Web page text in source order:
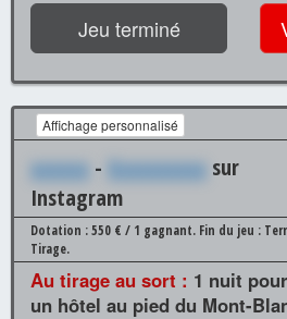
Jeu terminé
Affichage personnalisé
xxxxxx - Xxxxxxxxxx sur
Instagram
Dotation : 550 € / 1 gagnant. Fin du jeu :
Tirage.
Au tirage au sort : 1 nuit
un hôtel au pied du Mont-